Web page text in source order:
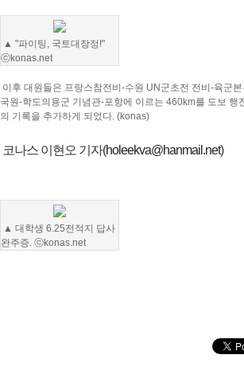
▲ "파이팅, 국토대장정!"
ⓒkonas.net
이후 대원들은 프랑스참전비-수원 UN군초전 전비-육군
국원-학도의용군 기념관-포항에 이르는 460km를 도보
의 기록을 추가하게 되었다. (konas)
코나스 이현오 기자(holeekva@hanmail.net)
▲ 대학생 6.25전적지 답사
완주증. ⓒkonas.net